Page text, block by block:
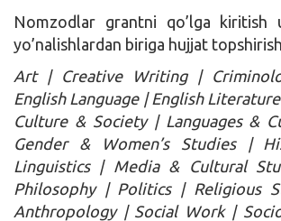
Nomzodlar grantni qo’lga kiritish
yo’nalishlardan biriga hujjat
Art | Creative Writing |
English Language | English
Culture & Society | Languages &
Gender & Women’s Studies |
Linguistics | Media & Cultural
Philosophy | Politics | Religious
Anthropology | Social Work |